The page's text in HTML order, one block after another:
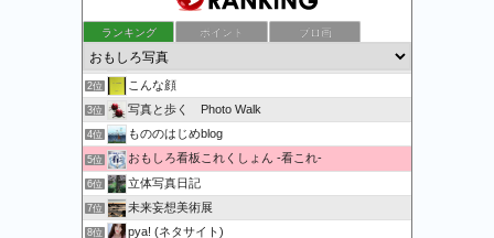
ランキング ポイント ブロ画
1位 万物秘宝館
2位 こんな顔
3位 写真と歩く Photo Walk
4位 もののはじめblog
5位 おもしろ看板これくしょん -看これ-
6位 立体写真日記
7位 未来妄想美術展
8位 pya! (ネタサイト)